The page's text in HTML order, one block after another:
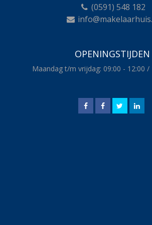
(0591) 548 182
OPENINGSTIJDEN
Maandag t/m vrijdag: 09:00 - 12:00 /